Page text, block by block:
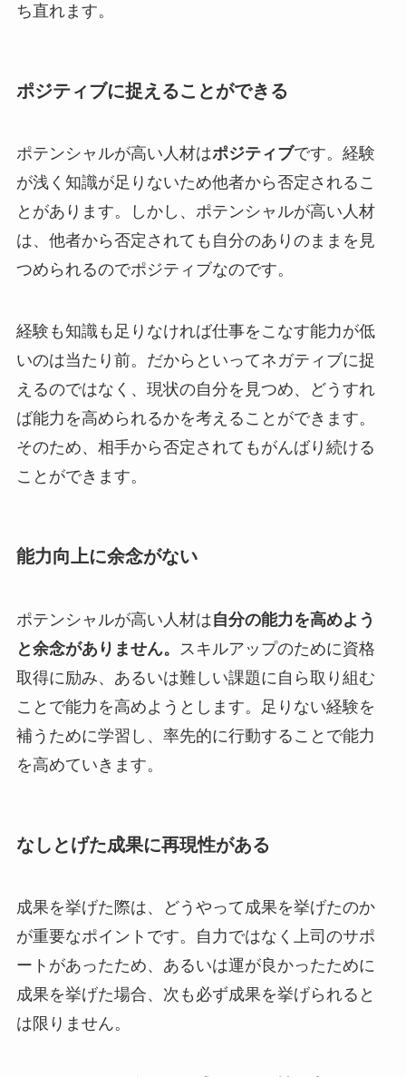
ち直れます。
ポジティブに捉えることができる
ポテンシャルが高い人材はポジティブです。経験
が浅く知識が足りないため他者から否定されるこ
とがあります。しかし、ポテンシャルが高い人材
は、他者から否定されても自分のありのままを見
つめられるのでポジティブなのです。
経験も知識も足りなければ仕事をこなす能力が低
いのは当たり前。だからといってネガティブに捉
えるのではなく、現状の自分を見つめ、どうすれ
ば能力を高められるかを考えることができます。
そのため、相手から否定されてもがんばり続ける
ことができます。
能力向上に余念がない
ポテンシャルが高い人材は自分の能力を高めよう
と余念がありません。
スキルアップのために資格
取得に励み、あるいは難しい課題に自ら取り組む
ことで能力を高めようとします。足りない経験を
補うために学習し、率先的に行動することで能力
を高めていきます。
なしとげた成果に再現性がある
成果を挙げた際は、どうやって成果を挙げたのか
が重要なポイントです。自力ではなく上司のサポ
ートがあったため、あるいは運が良かったために
成果を挙げた場合、次も必ず成果を挙げられると
は限りません。